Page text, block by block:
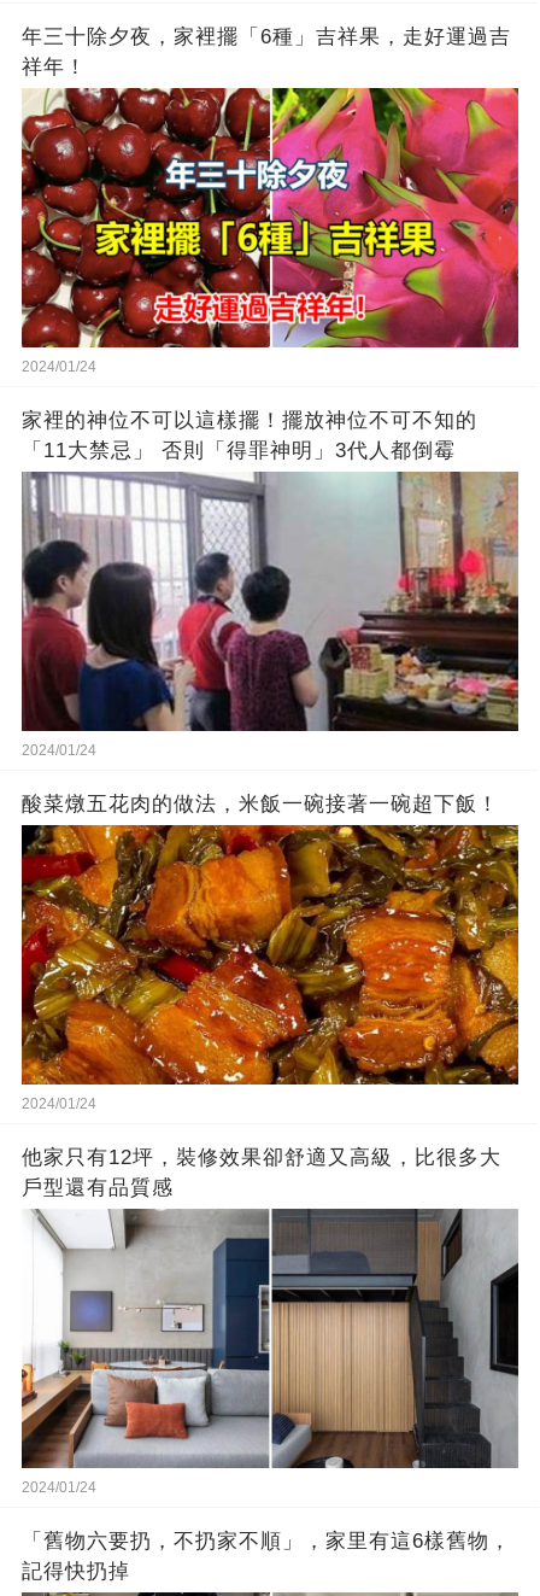
年三十除夕夜，家裡擺「6種」吉祥果，走好運過吉
祥年！
2024/01/24
家裡的神位不可以這樣擺！擺放神位不可不知的
「11大禁忌」 否則「得罪神明」3代人都倒霉
2024/01/24
酸菜燉五花肉的做法，米飯一碗接著一碗超下飯！
2024/01/24
他家只有12坪，裝修效果卻舒適又高級，比很多大
戶型還有品質感
2024/01/24
「舊物六要扔，不扔家不順」，家里有這6樣舊物，
記得快扔掉